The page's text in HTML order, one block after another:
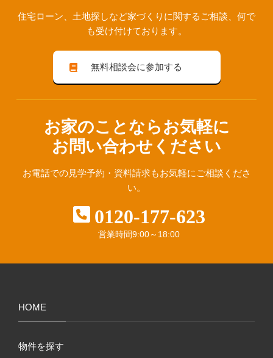
住宅ローン、⼟地探しなど家づくりに関するご相談、 何で
も受け付けております。
無料相談会に参加する
お家のことならお気軽に
お問い合わせください
お電話での見学予約・資料請求もお気軽にご相談くださ
い。
0120-177-623
営業時間9:00～18:00
HOME
物件を探す